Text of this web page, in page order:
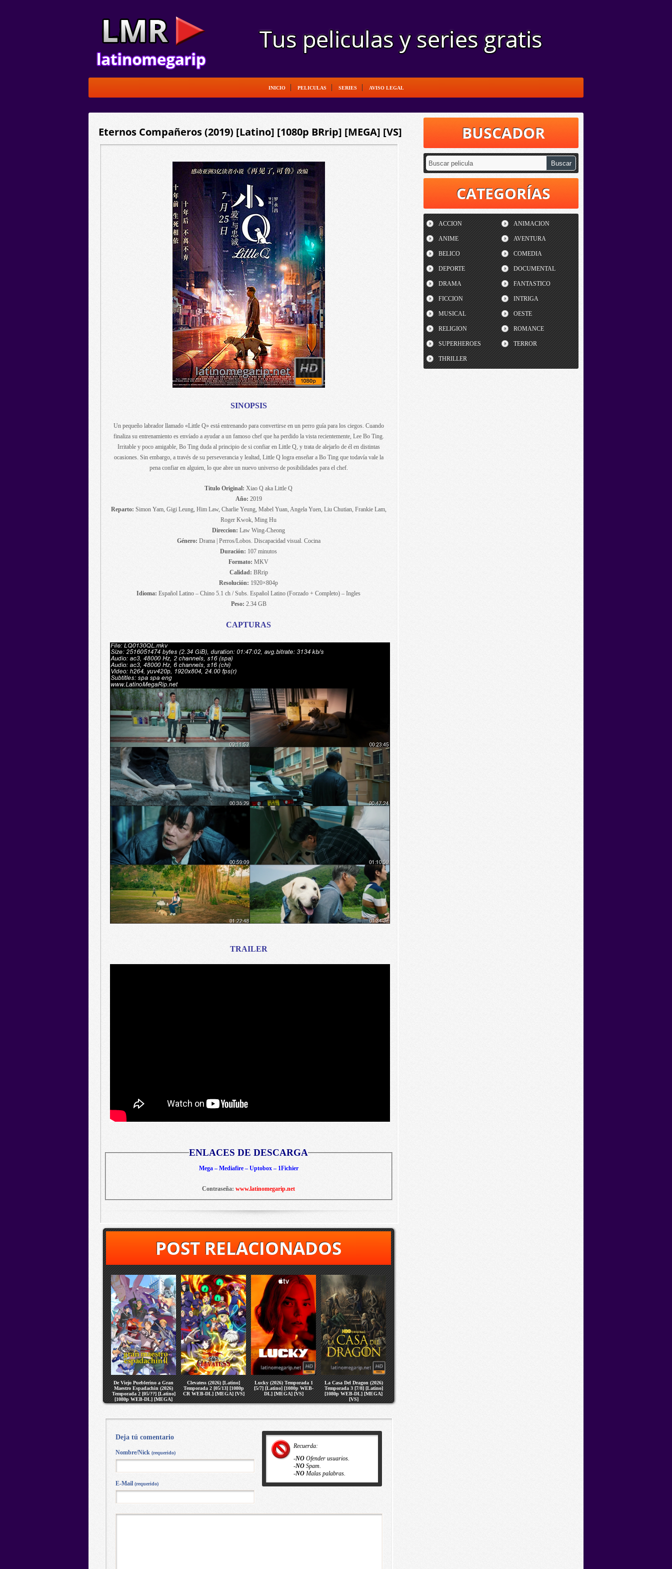
INICIO PELICULAS SERIES AVISO LEGAL
Eternos Compañeros (2019) [Latino] [1080p BRrip] [MEGA] [VS]
SINOPSIS
Un pequeño labrador llamado «Little Q» está entrenando para convertirse en un perro guía para los ciegos. Cuando
finaliza su entrenamiento es envíado a ayudar a un famoso chef que ha perdido la vista recientemente, Lee Bo Ting.
Irritable y poco amigable, Bo Ting duda al principio de si confiar en Little Q, y trata de alejarlo de él en distintas
ocasiones. Sin embargo, a través de su perseverancia y lealtad, Little Q logra enseñar a Bo Ting que todavía vale la
pena confiar en alguien, lo que abre un nuevo universo de posibilidades para el chef.
Titulo Original: Xiao Q aka Little Q
Año: 2019
Reparto: Simon Yam, Gigi Leung, Him Law, Charlie Yeung, Mabel Yuan, Angela Yuen, Liu Chutian, Frankie Lam,
Roger Kwok, Ming Hu
Direccion: Law Wing-Cheong
Género: Drama | Perros/Lobos. Discapacidad visual. Cocina
Duración: 107 minutos
Formato: MKV
Calidad: BRrip
Resolución: 1920×804p
Idioma: Español Latino – Chino 5.1 ch / Subs. Español Latino (Forzado + Completo) – Ingles
Peso: 2.34 GB
CAPTURAS
TRAILER
ENLACES DE DESCARGA
Mega – Mediafire – Uptobox – 1Fichier
Contraseña: www.latinomegarip.net
POST RELACIONADOS
De Viejo Pueblerino a Gran
Maestro Espadachin (2026)
Temporada 2 [05/??] [Latino]
[1080p WEB-DL] [MEGA]
[VS]
Clevatess (2026) [Latino]
Temporada 2 [05/13] [1080p
CR WEB-DL] [MEGA] [VS]
Lucky (2026) Temporada 1
[5/7] [Latino] [1080p WEB-
DL] [MEGA] [VS]
La Casa Del Dragon (2026)
Temporada 3 [7/8] [Latino]
[1080p WEB-DL] [MEGA]
[VS]
Recuerda:
-NO Ofender usuarios.
-NO Spam.
-NO Malas palabras.
Deja tú comentario
Nombre/Nick (requerido)
E-Mail (requerido)
BUSCADOR
CATEGORÍAS
ACCION ANIMACION
ANIME AVENTURA
BELICO COMEDIA
DEPORTE DOCUMENTAL
DRAMA FANTASTICO
FICCION INTRIGA
MUSICAL OESTE
RELIGION ROMANCE
SUPERHEROES TERROR
THRILLER